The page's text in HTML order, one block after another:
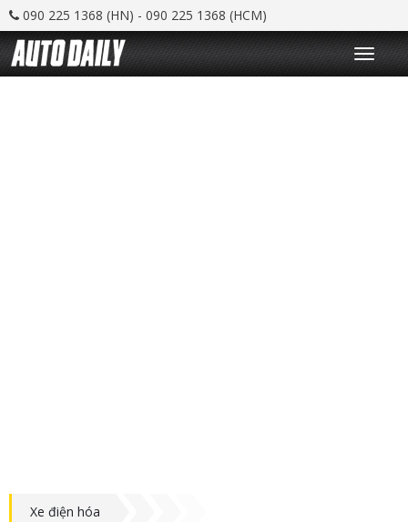
090 225 1368 (HN) - 090 225 1368 (HCM)
T
o
g
Xe điện hóa